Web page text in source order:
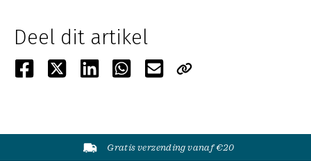
Deel dit artikel
Gratis verzending vanaf €20